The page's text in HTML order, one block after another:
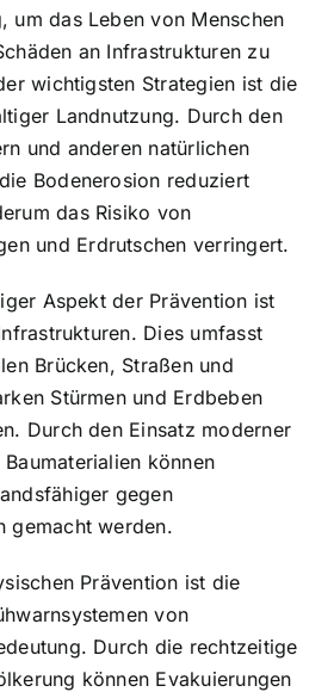
um das Leben von Menschen
an Infrastrukturen zu
wichtigsten Strategien ist die
Landnutzung. Durch den
und anderen natürlichen
Bodenerosion reduziert
das Risiko von
und Erdrutschen verringert.
Aspekt der Prävention ist
Dies umfasst
Brücken, Straßen und
Stürmen und Erdbeben
Durch den Einsatz moderner
können
gegen
gemacht werden.
Prävention ist die
von
Durch die rechtzeitige
können Evakuierungen